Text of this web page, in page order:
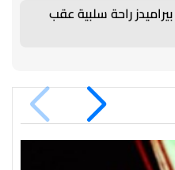
راحة سلبية عقب